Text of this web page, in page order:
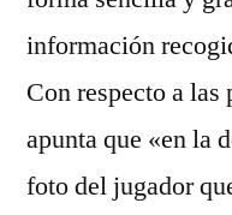
información
Con respecto a las
apunta que «en la
foto del jugador